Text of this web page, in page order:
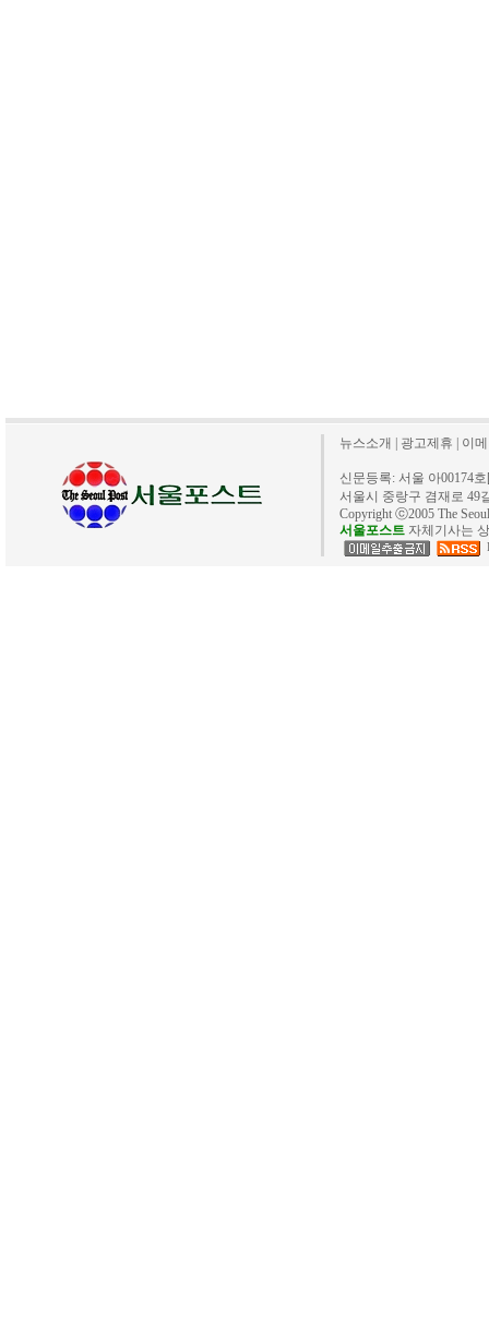
뉴스소개 광고제휴 이
신문등록: 서울 아00174
서울시 중랑구 겸재로 49
Copyright ⓒ2005 The
서울포스트 자체기사는